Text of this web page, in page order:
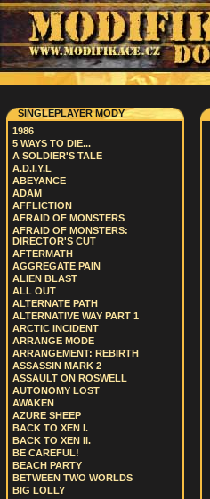
SINGLEPLAYER MODY
1986
5 WAYS TO DIE...
A SOLDIER'S TALE
A.D.I.Y.L
ABEYANCE
ADAM
AFFLICTION
AFRAID OF MONSTERS
AFRAID OF MONSTERS:
DIRECTOR'S CUT
AFTERMATH
AGGREGATE PAIN
ALIEN BLAST
ALL OUT
ALTERNATE PATH
ALTERNATIVE WAY PART 1
ARCTIC INCIDENT
ARRANGE MODE
ARRANGEMENT: REBIRTH
ASSASSIN MARK 2
ASSAULT ON ROSWELL
AUTONOMY LOST
AWAKEN
AZURE SHEEP
BACK TO XEN I.
BACK TO XEN II.
BE CAREFUL!
BEACH PARTY
BETWEEN TWO WORLDS
BIG LOLLY